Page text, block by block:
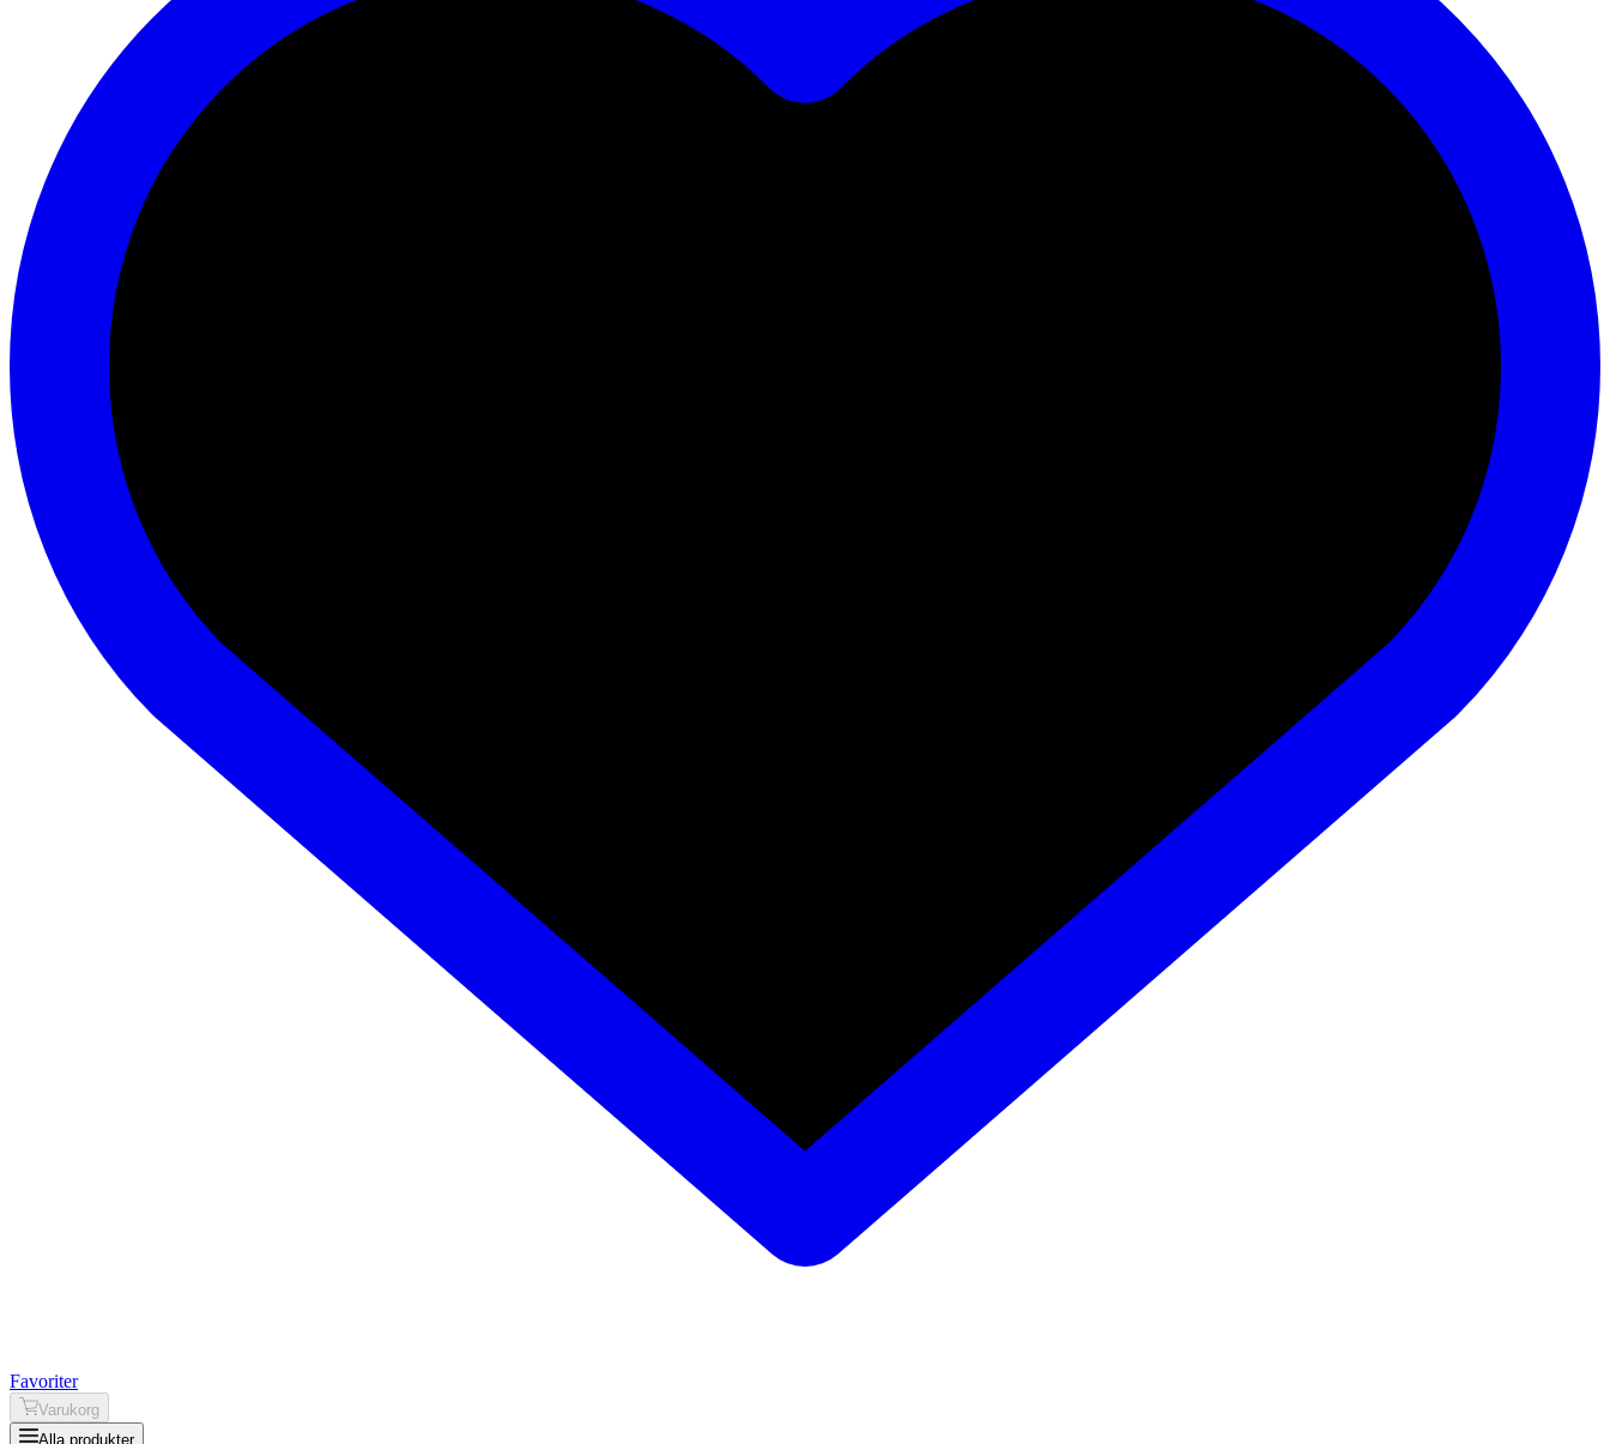
Favoriter
Varukorg
Alla produkter